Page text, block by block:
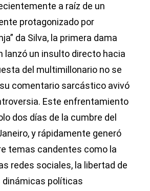
a raíz de un
protagonizado por
da Silva, la primera dama
lanzó un insulto directo hacia
del multimillonario no se
su comentario sarcástico avivó
Este enfrentamiento
dos días de la cumbre del
y rápidamente generó
temas candentes como la
redes sociales, la libertad de
dinámicas políticas